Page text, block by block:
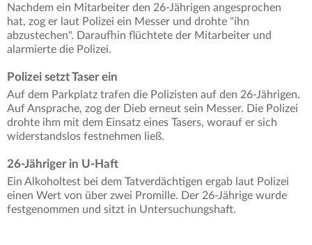
Nachdem ein Mitarbeiter den 26-Jährigen angesprochen
hat, zog er laut Polizei ein Messer und drohte "ihn
abzustechen". Daraufhin flüchtete der Mitarbeiter und
alarmierte die Polizei.
Polizei setzt Taser ein
Auf dem Parkplatz trafen die Polizisten auf den 26-Jährigen.
Auf Ansprache, zog der Dieb erneut sein Messer. Die Polizei
drohte ihm mit dem Einsatz eines Tasers, worauf er sich
widerstandslos festnehmen ließ.
26-Jähriger in U-Haft
Ein Alkoholtest bei dem Tatverdächtigen ergab laut Polizei
einen Wert von über zwei Promille. Der 26-Jährige wurde
festgenommen und sitzt in Untersuchungshaft.